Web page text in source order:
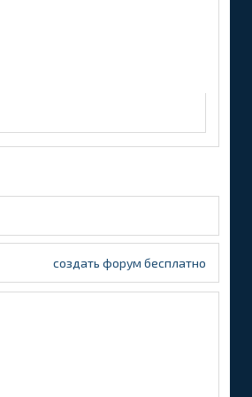
создать форум бесплатно